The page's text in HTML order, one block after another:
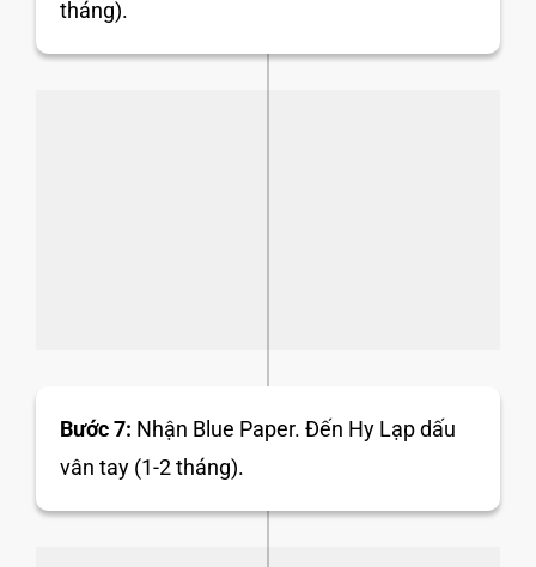
tháng).
Bước 7: Nhận Blue Paper. Đến Hy Lạp dấu
vân tay (1-2 tháng).